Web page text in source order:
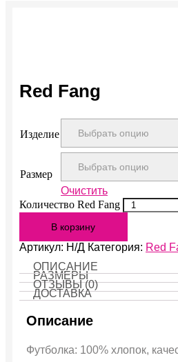
Red Fang
Изделие
Размер
Очистить
Количество Red Fang
В корзину
Артикул: Н/Д Категория: Red
ОПИСАНИЕ
РАЗМЕРЫ
ОТЗЫВЫ (0)
ДОСТАВКА
Описание
Футболка: 100% хлопок,